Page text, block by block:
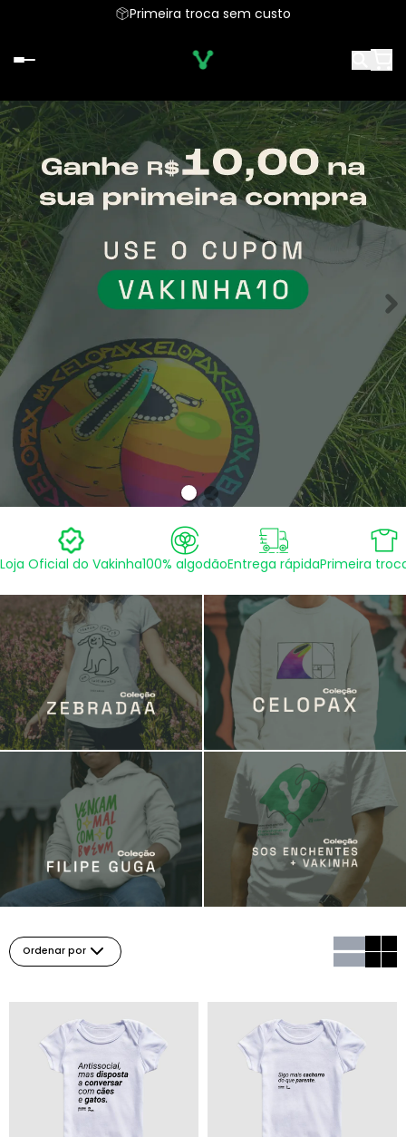
Primeira troca sem custo
Loja Oficial do Vakinha100% algodãoEntrega rápidaPrimeira
Ordenar por